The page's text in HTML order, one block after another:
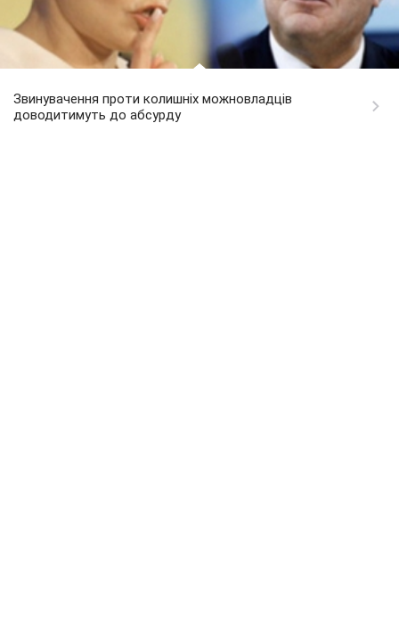
Звинувачення проти колишніх можновладців
доводитимуть до абсурду